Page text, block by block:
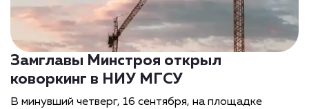
Замглавы Минстроя открыл
коворкинг в НИУ МГСУ
В минувший четверг, 16 сентября, на площадке